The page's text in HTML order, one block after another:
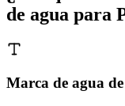
de agua para
Marca de agua